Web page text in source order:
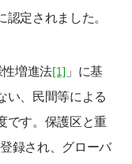
定されました。
増進法[1] 」に基
い、民間等による
です。保護区と重
録され、グローバ